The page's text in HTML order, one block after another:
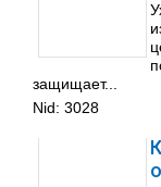
защищает...
Nid: 3028